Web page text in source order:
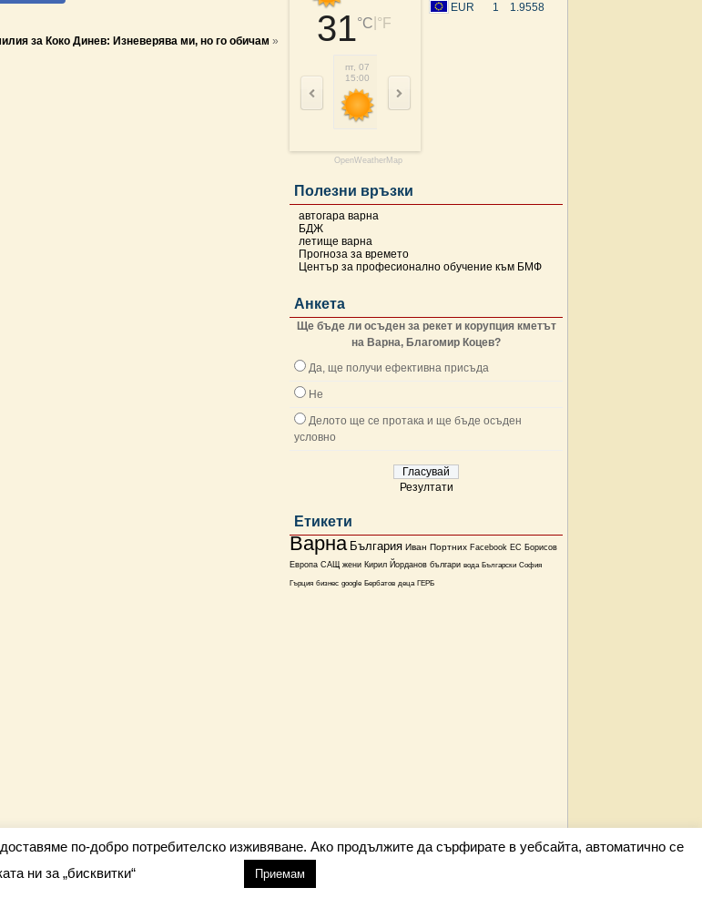
31°C °F
пт, 07
15:00
18:00
OpenWeatherMap
EUR 1 1.9558
Полезни връзки
автогара варна
БДЖ
летище варна
Прогноза за времето
Център за професионално обучение към БМФ
Анкета
Ще бъде ли осъден за рекет и корупция кметът
на Варна, Благомир Коцев?
Да, ще получи ефективна присъда
Не
Делото ще се протака и ще бъде осъден
условно
Резултати
Етикети
Варна България Иван Портних Facebook ЕС Борисов
Европа САЩ жени Кирил Йорданов българи вода Български София
Гърция бизнес google Бербатов деца ГЕРБ
за Коко Динев: Изневерява ми, но го обичам »
по-добро потребителско изживяване. Ако продължите да сърфирате в уебсайта, автоматично се
ни за „бисквитки“
Приемам